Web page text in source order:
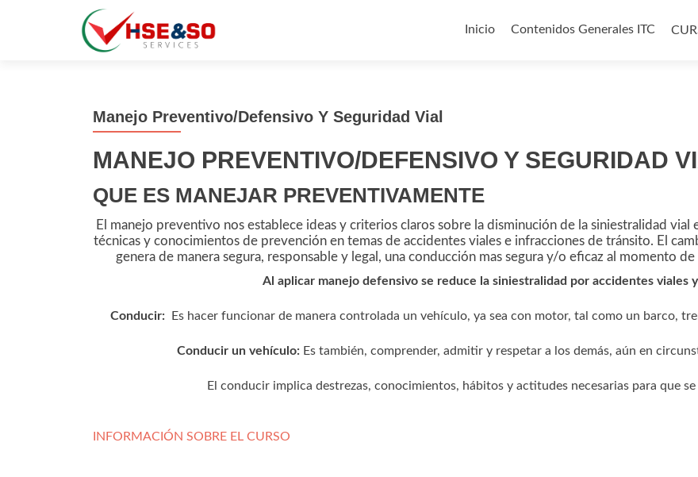
alInicio Contenidos Generales ITC
Manejo Preventivo/Defensivo Y Seguridad Vial
MANEJO PREVENTIVO/DEFENSIVO Y SEGURIDAD
QUE ES MANEJAR PREVENTIVAMENTE
El manejo preventivo nos establece ideas y criterios claros sobre la disminución de la siniestralidad
técnicas y conocimientos de prevención en temas de accidentes viales e infracciones de tránsito. El
genera de manera segura, responsable y legal, una conducción mas segura y/o eficaz al momento
Al aplicar manejo defensivo se reduce la siniestralidad por accidentes viales
Conducir: Es hacer funcionar de manera controlada un vehículo, ya sea con motor, tal como un barco,
Conducir un vehículo: Es también, comprender, admitir y respetar a los demás, aún en
El conducir implica destrezas, conocimientos, hábitos y actitudes necesarias para que
INFORMACIÓN SOBRE EL CURSO